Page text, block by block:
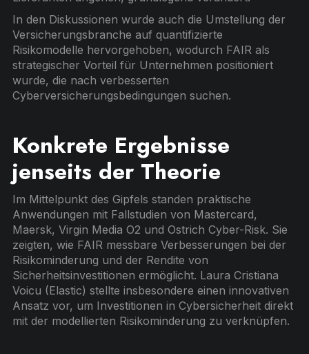
In den Diskussionen wurde auch die Umstellung der
Versicherungsbranche auf quantifizierte
Risikomodelle hervorgehoben, wodurch FAIR als
strategischer Vorteil für Unternehmen positioniert
wurde, die nach verbesserten
Cyberversicherungsbedingungen suchen.
Konkrete Ergebnisse
jenseits der Theorie
Im Mittelpunkt des Gipfels standen praktische
Anwendungen mit Fallstudien von Mastercard,
Maersk, Virgin Media O2 und Ostrich Cyber-Risk. Sie
zeigten, wie FAIR messbare Verbesserungen bei der
Risikominderung und der Rendite von
Sicherheitsinvestitionen ermöglicht. Laura Cristiana
Voicu (Elastic) stellte insbesondere einen innovativen
Ansatz vor, um Investitionen in Cybersicherheit direkt
mit der modellierten Risikominderung zu verknüpfen.